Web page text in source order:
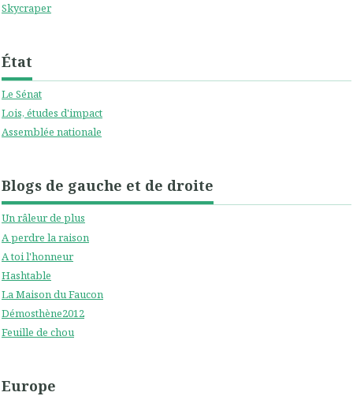
Skycraper
État
Le Sénat
Lois, études d'impact
Assemblée nationale
Blogs de gauche et de droite
Un râleur de plus
A perdre la raison
A toi l'honneur
Hashtable
La Maison du Faucon
Démosthène2012
Feuille de chou
Europe